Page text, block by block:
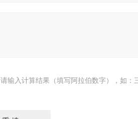
请输入计算结果（填写阿拉伯数字），如：